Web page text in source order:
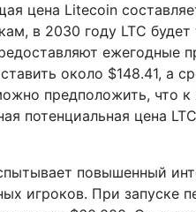
цена Litecoin
в 2030 году LTC
ежегодные
около $148.41, а
предположить, что
потенциальная цена
повышенный
игроков. При запуске